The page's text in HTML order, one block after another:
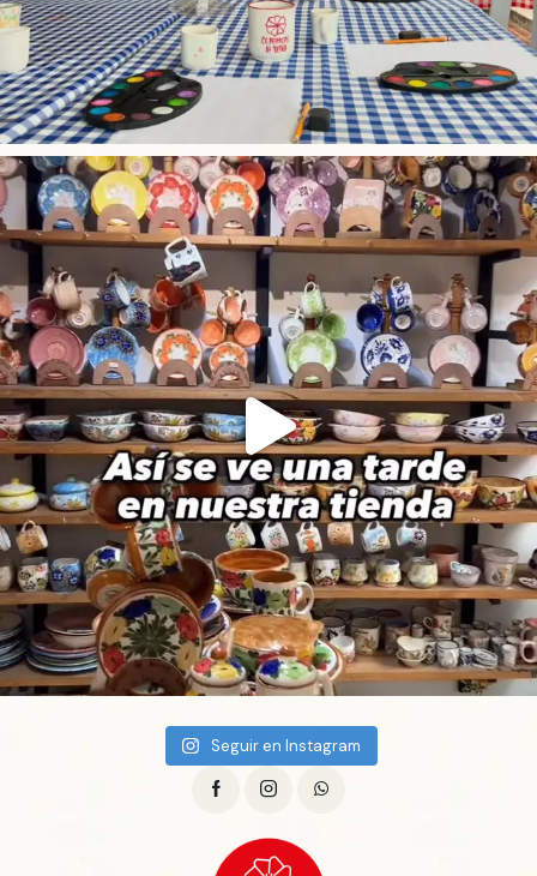
Seguir en Instagram